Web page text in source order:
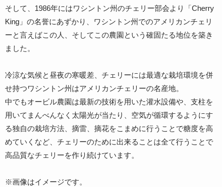
そして、1986年にはワシントン州のチェリー部会より「Cherry
King」の名誉にあずかり、ワシントン州でのアメリカンチェリ
ーと言えばこの人、そしてこの農園という確固たる地位を築き
ました。
冷涼な気候と昼夜の寒暖差、チェリーには最適な栽培環境を併
せ持つワシントン州はアメリカンチェリーの名産地。
中でもオービル農園は最新の技術を用いた灌水設備や、支柱を
用いてまんべんなく太陽光が当たり、空気が循環するようにす
る独自の栽培方法、摘雷、摘花をこまめに行うことで糖度を高
めていくなど、チェリーのために出来ることは全て行うことで
高品質なチェリーを作り続けています。
※画像はイメージです。